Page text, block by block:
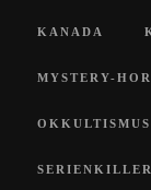
KANADA
MYSTERY-
OKKULTISMUS
SERIENKILLER